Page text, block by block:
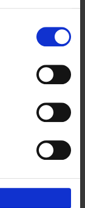
like a PRO -
edition (EN)